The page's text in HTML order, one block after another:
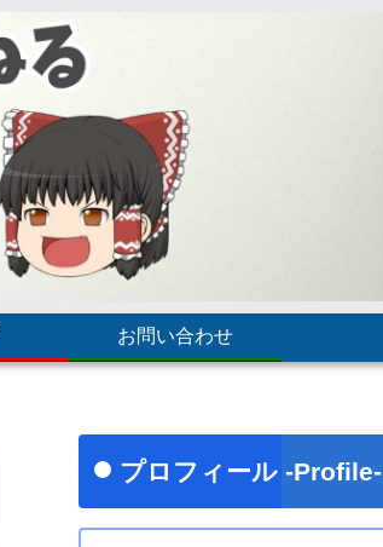
お問い合わせ
プロフィール -Profile-